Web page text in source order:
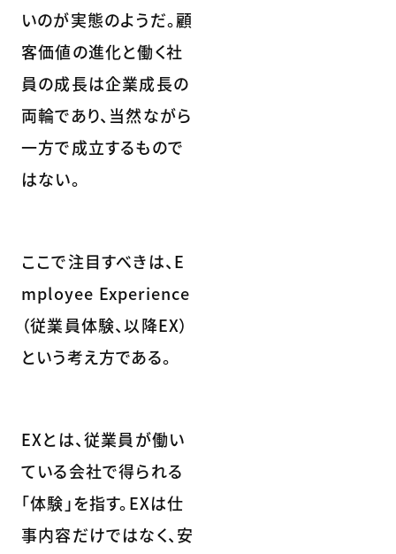
いのが実態のようだ。顧
客価値の進化と働く社
員の成長は企業成長の
両輪であり、当然ながら
一方で成立するもので
はない。
ここで注目すべきは、E
mployee Experience
（従業員体験、以降EX）
という考え方である。
EXとは、従業員が働い
ている会社で得られる
「体験」を指す。EXは仕
事内容だけではなく、安